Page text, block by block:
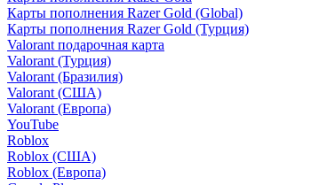
Карты пополнения Razer Gold (Global)
Карты пополнения Razer Gold (Турция)
Valorant подарочная карта
Valorant (Турция)
Valorant (Бразилия)
Valorant (США)
Valorant (Европа)
YouTube
Roblox
Roblox (США)
Roblox (Европа)